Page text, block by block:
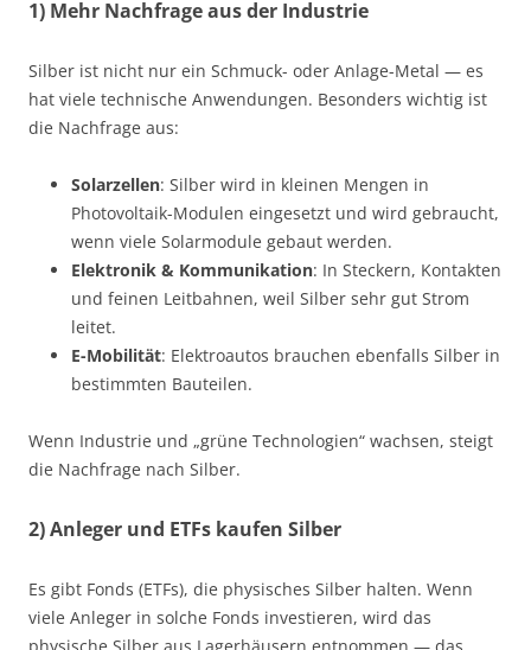
1) Mehr Nachfrage aus der Industrie
Silber ist nicht nur ein Schmuck- oder Anlage-Metal — es
hat viele technische Anwendungen. Besonders wichtig ist
die Nachfrage aus:
Solarzellen: Silber wird in kleinen Mengen in
Photovoltaik-Modulen eingesetzt und wird gebraucht,
wenn viele Solarmodule gebaut werden.
Elektronik & Kommunikation: In Steckern, Kontakten
und feinen Leitbahnen, weil Silber sehr gut Strom
leitet.
E-Mobilität: Elektroautos brauchen ebenfalls Silber in
bestimmten Bauteilen.
Wenn Industrie und „grüne Technologien“ wachsen, steigt
die Nachfrage nach Silber.
2) Anleger und ETFs kaufen Silber
Es gibt Fonds (ETFs), die physisches Silber halten. Wenn
viele Anleger in solche Fonds investieren, wird das